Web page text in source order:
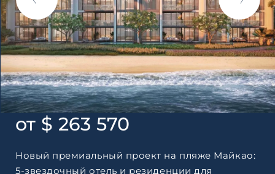
от $ 263 570
Новый премиальный проект на пляже Майкао:
5-звездочный отель и резиденции для